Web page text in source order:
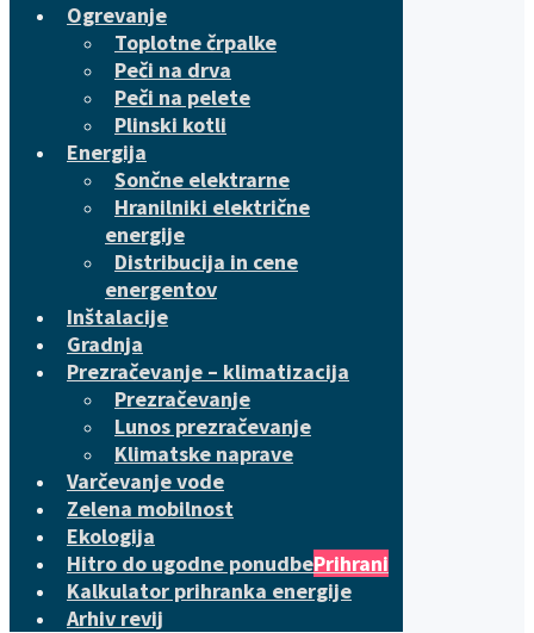
Ogrevanje
Toplotne črpalke
Peči na drva
Peči na pelete
Plinski kotli
Energija
Sončne elektrarne
Hranilniki električne
energije
Distribucija in cene
energentov
Inštalacije
Gradnja
Prezračevanje – klimatizacija
Prezračevanje
Lunos prezračevanje
Klimatske naprave
Varčevanje vode
Zelena mobilnost
Ekologija
Hitro do ugodne ponudbePrihrani
Kalkulator prihranka energije
Arhiv revij